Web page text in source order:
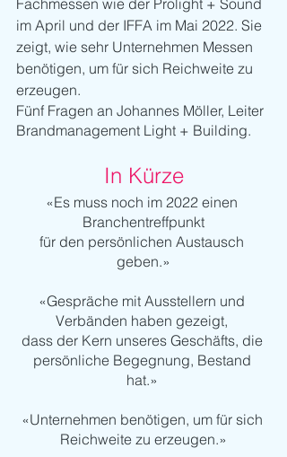
im April und der IFFA im Mai 2022. Sie
zeigt, wie sehr Unternehmen Messen
benötigen, um für sich Reichweite zu
erzeugen.
Fünf Fragen an Johannes Möller, Leiter
Brandmanagement Light + Building.
In Kürze
«Es muss noch im 2022 einen
Branchentreffpunkt
für den persönlichen Austausch
geben.»
«Gespräche mit Ausstellern und
Verbänden haben gezeigt,
dass der Kern unseres Geschäfts, die
persönliche Begegnung, Bestand
hat.»
«Unternehmen benötigen, um für sich
Reichweite zu erzeugen.»